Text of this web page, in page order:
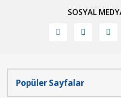
Ürün fiyatı diğer sitelerden
SOSYAL
Popüler Sayfalar